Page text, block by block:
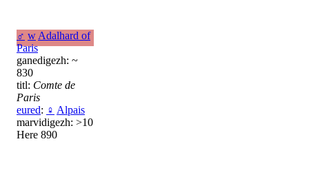
♂ w Adalhard of
Paris
ganedigezh: ~
830
titl: Comte de
Paris
eured: ♀ Alpais
marvidigezh: >10
Here 890